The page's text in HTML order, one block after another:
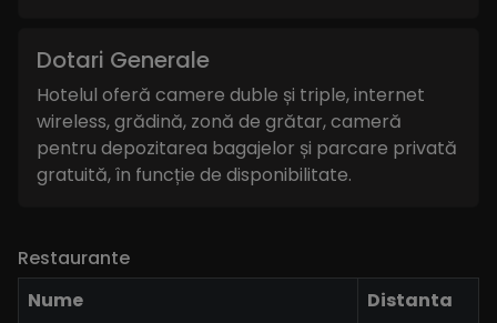
Dotari Generale
Hotelul oferă camere duble și triple, internet
wireless, grădină, zonă de grătar, cameră
pentru depozitarea bagajelor și parcare privată
gratuită, în funcție de disponibilitate.
Restaurante
Nume
Distanta